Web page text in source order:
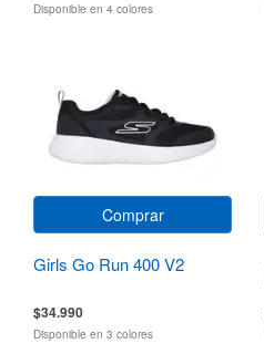
Disponible en 4 colores
Comprar
Girls Go Run 400 V2
$34.990
Disponible en 3 colores